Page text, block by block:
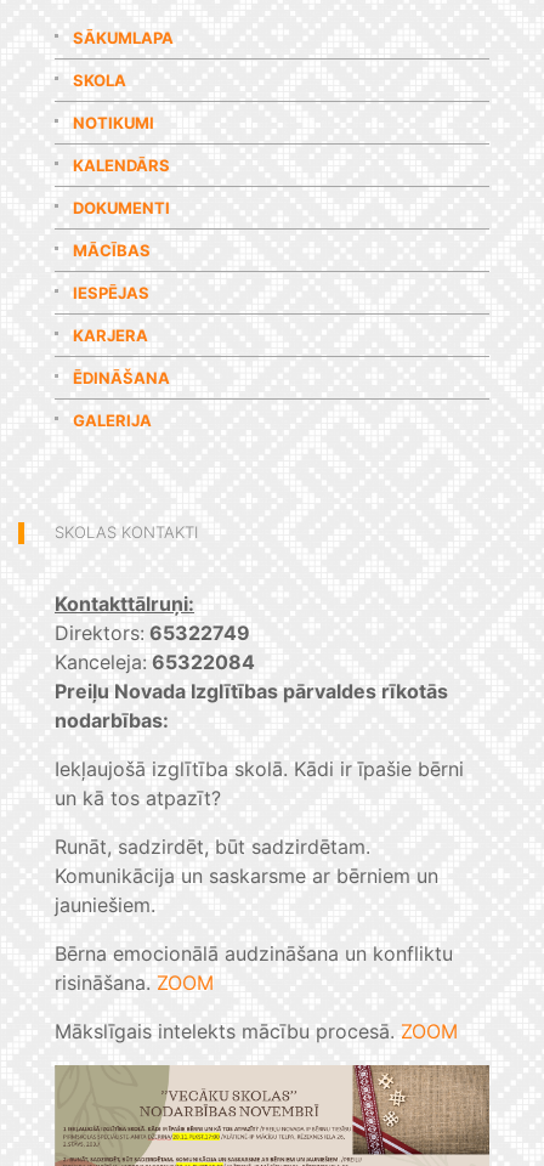
SĀKUMLAPA
SKOLA
NOTIKUMI
KALENDĀRS
DOKUMENTI
MĀCĪBAS
IESPĒJAS
KARJERA
ĒDINĀŠANA
GALERIJA
SKOLAS KONTAKTI
Kontakttālruņi:
Direktors: 65322749
Kanceleja: 65322084
Preiļu Novada Izglītības pārvaldes rīkotās
nodarbības:
Iekļaujošā izglītība skolā. Kādi ir īpašie bērni
un kā tos atpazīt?
Runāt, sadzirdēt, būt sadzirdētam.
Komunikācija un saskarsme ar bērniem un
jauniešiem.
Bērna emocionālā audzināšana un konfliktu
risināšana. ZOOM
Mākslīgais intelekts mācību procesā. ZOOM